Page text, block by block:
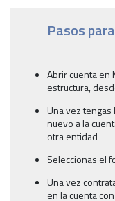
Pasos
Abrir cuenta en
estructura,
Una vez tengas
nuevo a la
otra entidad
Seleccionas el
Una vez
en la cuenta